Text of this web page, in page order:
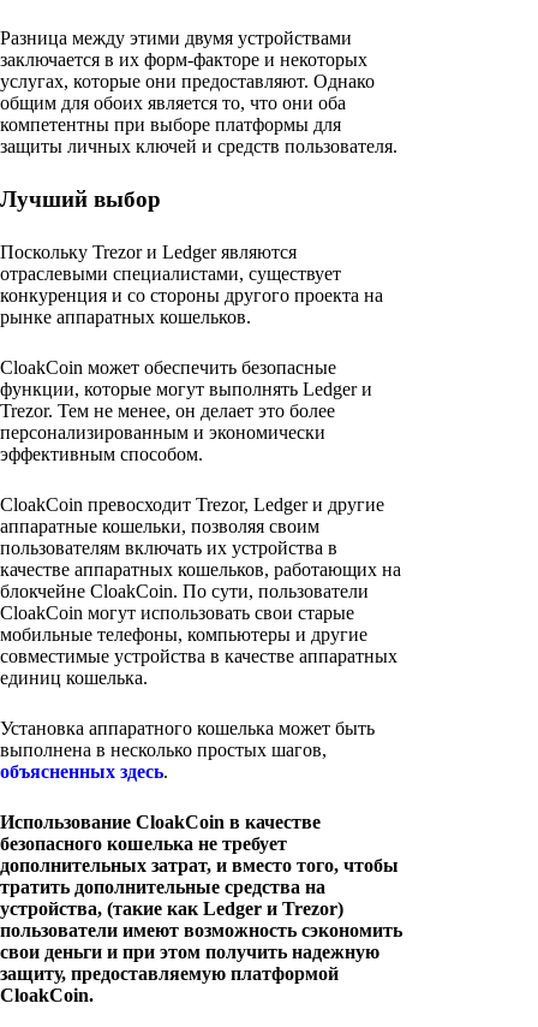
Разница между этими двумя устройствами
заключается в их форм-факторе и некоторых
услугах, которые они предоставляют. Однако
общим для обоих является то, что они оба
компетентны при выборе платформы для
защиты личных ключей и средств пользователя.
Лучший выбор
Поскольку Trezor и Ledger являются
отраслевыми специалистами, существует
конкуренция и со стороны другого проекта на
рынке аппаратных кошельков.
CloakCoin может обеспечить безопасные
функции, которые могут выполнять Ledger и
Trezor. Тем не менее, он делает это более
персонализированным и экономически
эффективным способом.
CloakCoin превосходит Trezor, Ledger и другие
аппаратные кошельки, позволяя своим
пользователям включать их устройства в
качестве аппаратных кошельков, работающих на
блокчейне CloakCoin. По сути, пользователи
CloakCoin могут использовать свои старые
мобильные телефоны, компьютеры и другие
совместимые устройства в качестве аппаратных
единиц кошелька.
Установка аппаратного кошелька может быть
выполнена в несколько простых шагов,
объясненных здесь.
Использование CloakCoin в качестве
безопасного кошелька не требует
дополнительных затрат, и вместо того, чтобы
тратить дополнительные средства на
устройства, (такие как Ledger и Trezor)
пользователи имеют возможность сэкономить
свои деньги и при этом получить надежную
защиту, предоставляемую платформой
CloakCoin.